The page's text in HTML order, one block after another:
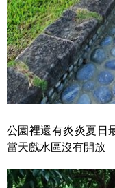
公園裡還有炎炎夏日
當天戲水區沒有開放